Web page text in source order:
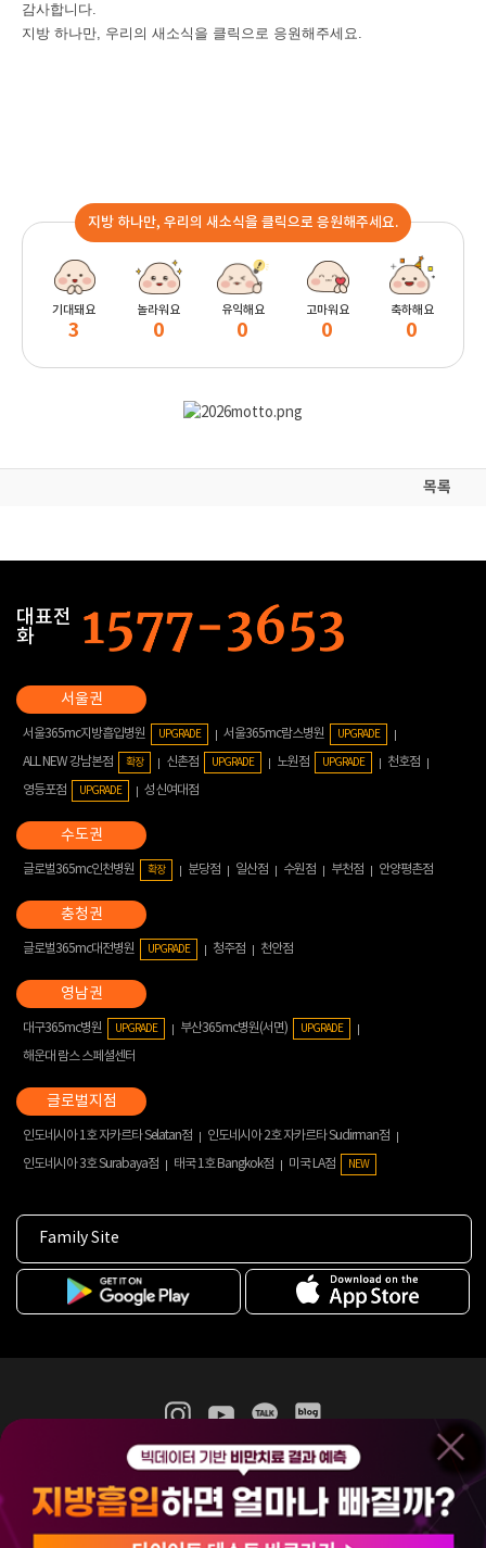
감사합니다.
지방 하나만, 우리의 새소식을 클릭으로 응원해주세요.
지방 하나만, 우리의 새소식을 클릭으로 응원해주세요.
기대돼요
3
놀라워요
0
유익해요
0
고마워요
0
축하해요
0
목록
대표전
화
서울365mc지방흡입병원 UPGRADE 서울365mc람스병원 UPGRADE
ALL NEW 강남본점 확장 신촌점 UPGRADE 노원점 UPGRADE
천호점
영등포점
UPGRADE 성신여대점
글로벌365mc인천병원 확장 분당점 일산점 수원점 부천점 안양평촌점
글로벌365mc대전병원 UPGRADE 청주점 천안점
대구365mc병원 UPGRADE 부산365mc병원(서면) UPGRADE
해운대 람스 스페셜센터
인도네시아 1호 자카르타 Selatan점
인도네시아 2호 자카르타 Sudirman점
인도네시아 3호 Surabaya점
태국 1호 Bangkok점 미국 LA점 NEW
Family Site
365mc 병·의원 이용약관
홈페이지 이용약관
비급여진료수가
(주)365mcㅣ서울특별시 서초구 서초대로52길 7, 3~4층(서초동, 제일빌딩)